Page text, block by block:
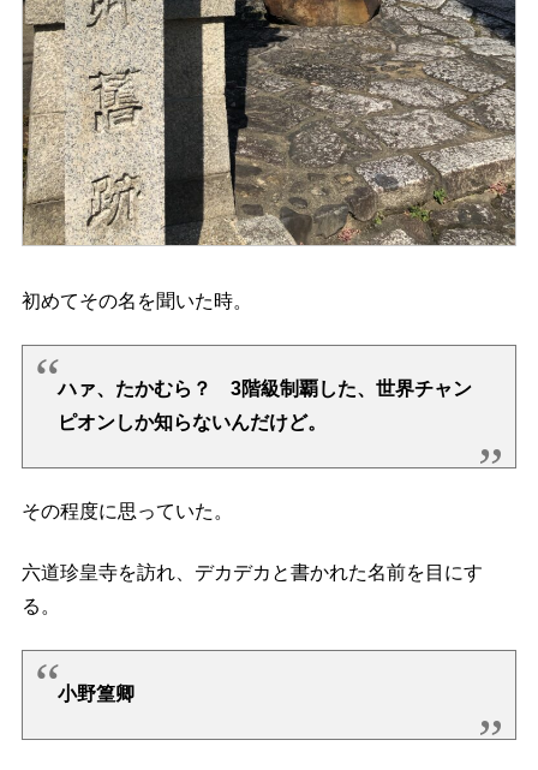
初めてその名を聞いた時。
ハァ、たかむら？ 3階級制覇した、世界チャン
ピオンしか知らないんだけど。
その程度に思っていた。
六道珍皇寺を訪れ、デカデカと書かれた名前を目にす
る。
小野篁卿